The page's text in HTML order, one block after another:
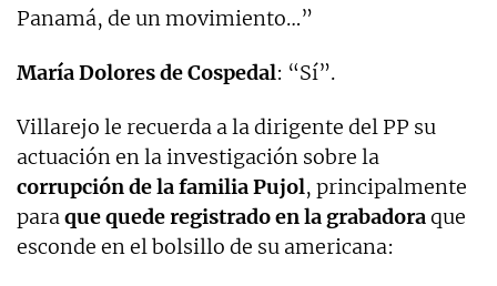
Panamá, de un movimiento…”
María Dolores de Cospedal: “Sí”.
Villarejo le recuerda a la dirigente del PP su
actuación en la investigación sobre la
corrupción de la familia Pujol, principalmente
paraque quede registrado en la grabadoraque
esconde en el bolsillo de su americana: